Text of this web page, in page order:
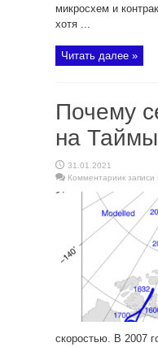
микросхем и
хотя ...
Читать далее »
Почему
на
31.01.2021
Комментариик
скоростью. В 2007